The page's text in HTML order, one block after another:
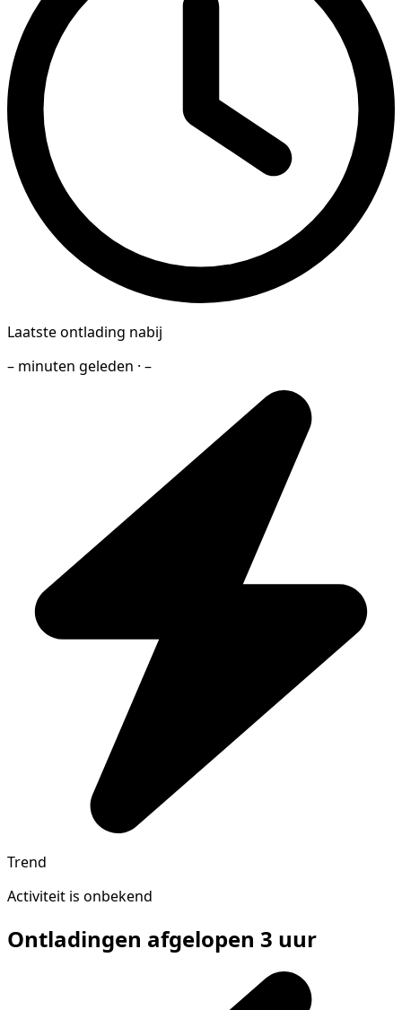
Laatste ontlading nabij
– minuten geleden · –
Trend
Activiteit is onbekend
Ontladingen afgelopen 3 uur